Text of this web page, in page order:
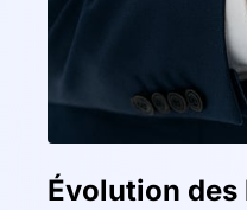
Évolution